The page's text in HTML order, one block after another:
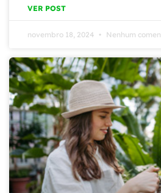
VER POST
novembro 18, 2024 Nenhum